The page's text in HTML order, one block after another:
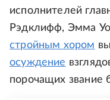
исполнителей
Рэдклифф, Эмма
стройным хором
осуждение
порочащих звание